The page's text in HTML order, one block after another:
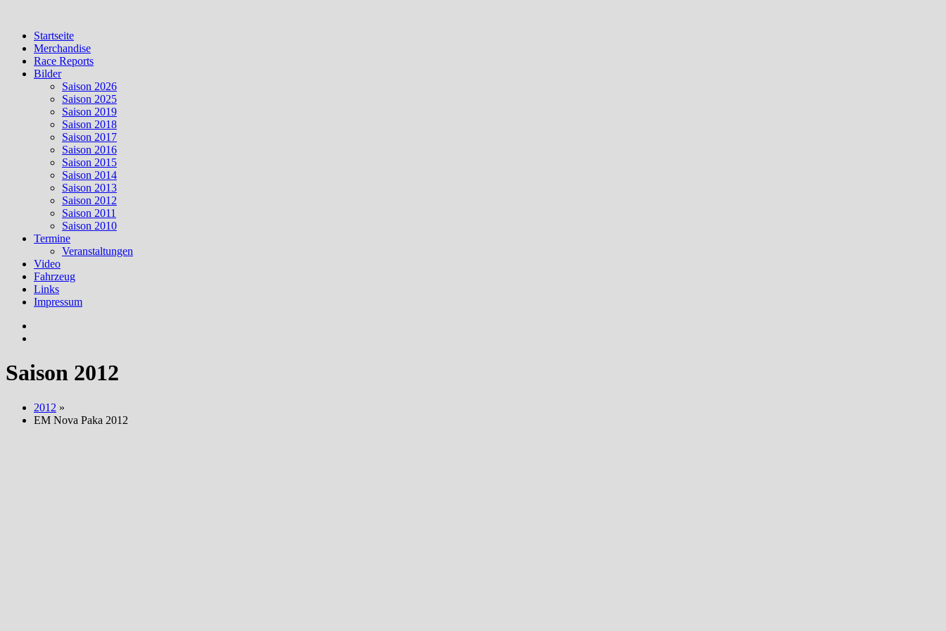
contentStartseite
Merchandise
Race Reports
Bilder
Saison 2026
Saison 2025
Saison 2019
Saison 2018
Saison 2017
Saison 2016
Saison 2015
Saison 2014
Saison 2013
Saison 2012
Saison 2011
Saison 2010
Termine
Veranstaltungen
Video
Fahrzeug
Links
Impressum
Saison 2012
2012 »
EM Nova Paka 2012